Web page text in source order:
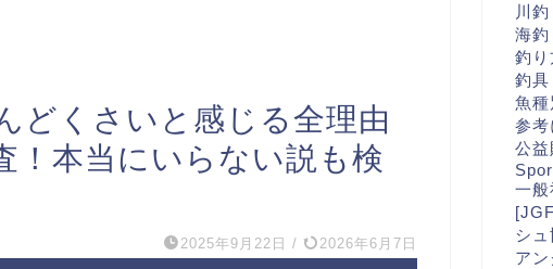
どくさいと感じる全理由
！本当にいらない説も検
2025年9月22日 / 2026年6月7日
川釣
海釣
釣り
釣具
魚種
参考
公
一
シ
ア